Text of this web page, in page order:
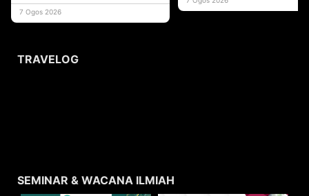
usaha
7 Ogos 2026
TRAVELOG
SEMINAR & WACANA ILMIAH